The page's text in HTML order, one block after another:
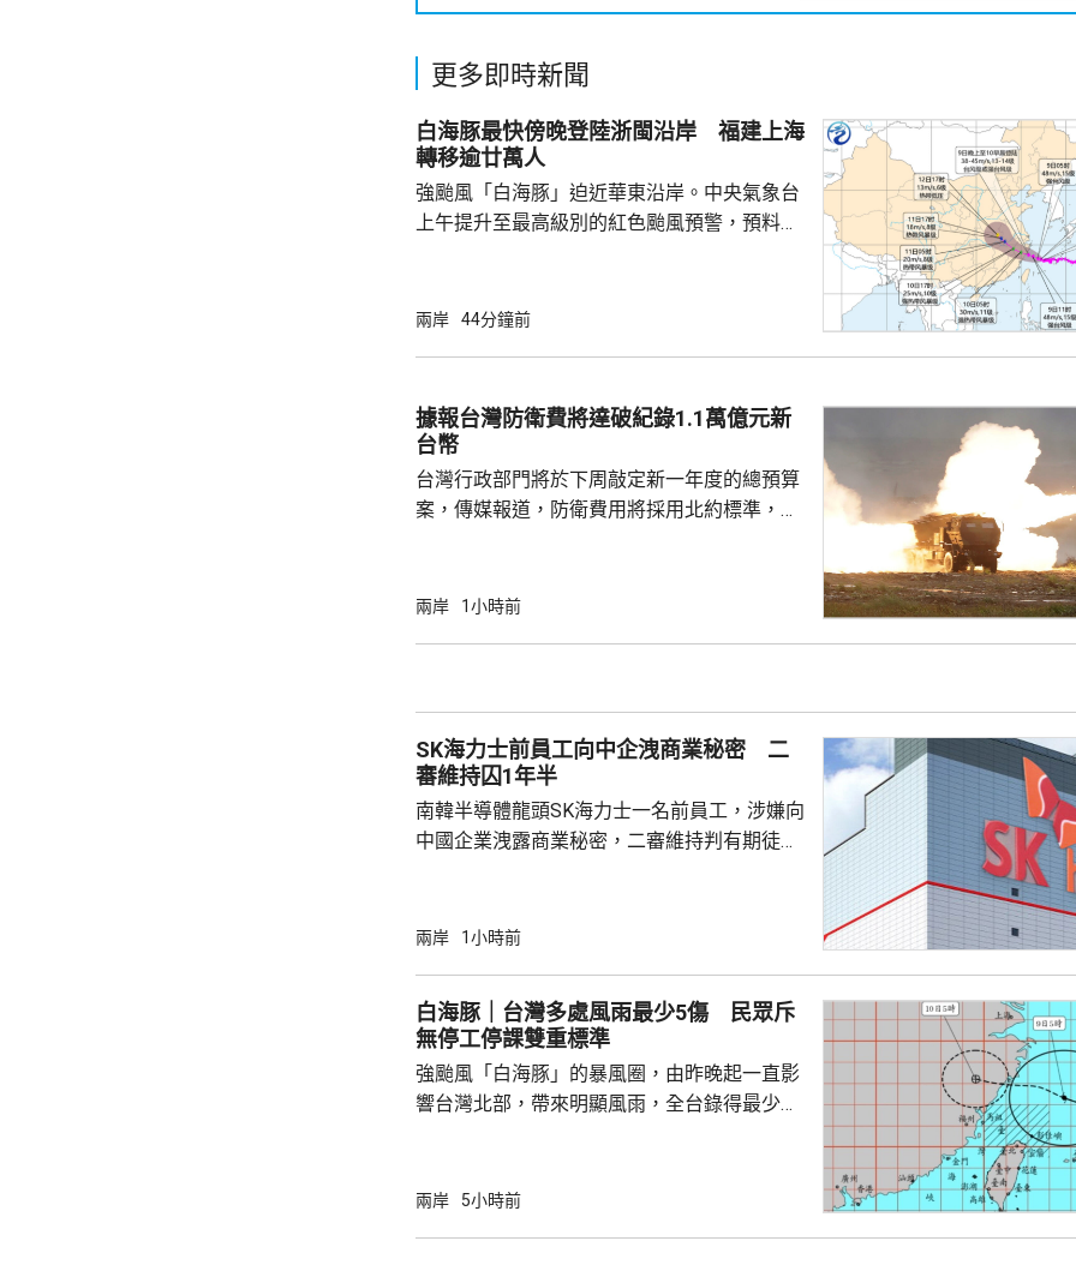
更多即時新聞
白海豚最快傍晚登陸浙閩沿岸 福建上海
轉移逾廿萬人
強颱風「白海豚」迫近華東沿岸。中央氣象台
上午提升至最高級別的紅色颱風預警，預料
杭州灣、浙江沿海、長江口等地，將有9至12
至16級。浙江、上海、江蘇、安徽和福建等
地，亦會有大雨至暴雨，部分地區會有250至
兩岸 44分鐘前
據報台灣防衛費將達破紀錄1.1萬億元新
台幣
台灣行政部門將於下周敲定新一年度的總預算
案，傳媒報道，防衛費用將採用北約標準，佔
一。 防務主管部門的撥款佔預算最大部分、有
兩岸 1小時前
SK海力士前員工向中企洩商業秘密 二
審維持囚1年半
南韓半導體龍頭SK海力士一名前員工，涉嫌向
中國企業洩露商業秘密，二審維持判有期徒刑
打印和拍攝商業秘密資料，包括公司的圖形傳
《產業技術保護法》與背信罪。二審法院指，
被告洩露的商業秘密是公司多年投入大量資源
而取得的成果，如果從輕處罰，將...
兩岸 1小時前
白海豚｜台灣多處風雨最少5傷 民眾斥
無停工停課雙重標準
強颱風「白海豚」的暴風圈，由昨晚起一直影
響台灣北部，帶來明顯風雨，全台錄得最少
毋須發出陸上警報，但在外圍環流影響下，北
兩岸 5小時前